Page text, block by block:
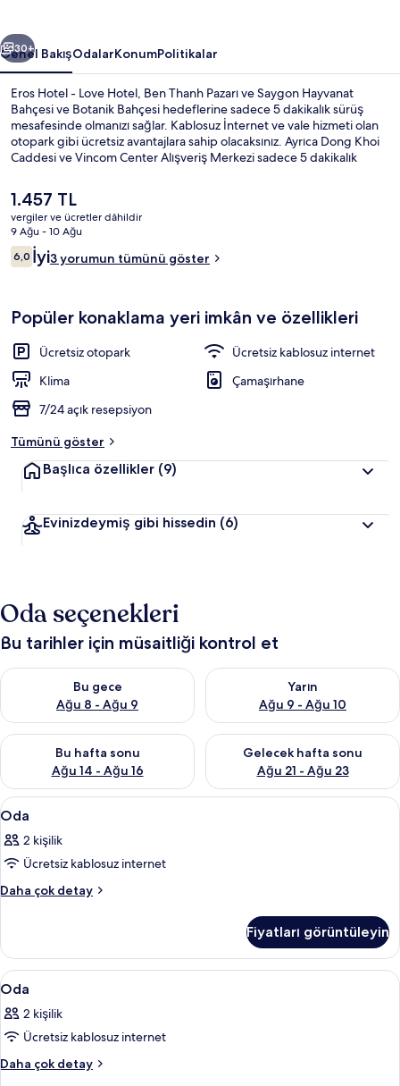
Sonraki
30+
Genel BakışOdalarKonumPolitikalar
Eros Hotel - Love Hotel, Ben Thanh Pazarı ve Saygon Hayvanat
Bahçesi ve Botanik Bahçesi hedeflerine sadece 5 dakikalık sürüş
mesafesinde olmanızı sağlar. Kablosuz İnternet ve vale hizmeti olan
otopark gibi ücretsiz avantajlara sahip olacaksınız. Ayrıca Dong Khoi
Caddesi ve Vincom Center Alışveriş Merkezi sadece 5 dakikalık
Şu
anki
fiyat
1.457 TL
1.457 TL
vergiler ve ücretler dâhildir
9 Ağu - 10 Ağu
Yorumlar
6,06,0/10
İyi3 yorumun tümünü göster
Popüler konaklama yeri imkân ve özellikleri
Ücretsiz otopark
Ücretsiz kablosuz internet
Klima
Çamaşırhane
7/24 açık resepsiyon
Tümünü göster
Başlıca özellikler (9)
Evinizdeymiş gibi hissedin (6)
Oda seçenekleri
Bu tarihler için müsaitliği kontrol et
Bu gece
Ağu 8 - Ağu 9
Bu gece için müsaitliği kontrol et Ağu 8 - Ağu 9
Yarın
Ağu 9 - Ağu 10
Yarın için müsaitliği kontrol
Bu hafta sonu
Ağu 14 - Ağu 16
Bu hafta sonu için müsaitliği kontrol et Ağu 14 - Ağu 16
Gelecek hafta sonu
Ağu 21 - Ağu 23
Önümüzdeki hafta sonu için
Oda
için
tüm
fotoğrafları
görün
Minibar, güneşlik/perde, ses yalıtımı,
5
Oda
2 kişilik
Ücretsiz kablosuz internet
Daha çok detay
Oda
detay
Fiyatları görüntüleyin
Oda
için
tüm
fotoğrafları
görün
Minibar, güneşlik/perde, ses yalıtımı,
7
Oda
2 kişilik
Ücretsiz kablosuz internet
Daha çok detay
Oda